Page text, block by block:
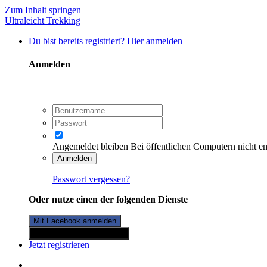
Zum Inhalt springen
Ultraleicht Trekking
Du bist bereits registriert? Hier anmelden
Anmelden
Angemeldet bleiben Bei öffentlichen Computern nicht
Anmelden
Passwort vergessen?
Oder nutze einen der folgenden Dienste
Mit Facebook anmelden
Jetzt registrieren